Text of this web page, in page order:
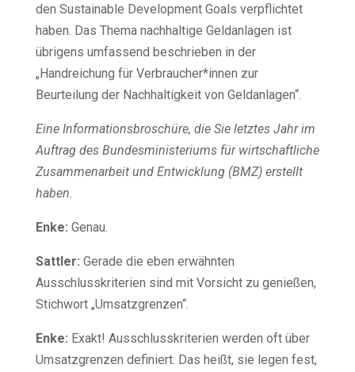
den Sustainable Development Goals verpflichtet
haben. Das Thema nachhaltige Geldanlagen ist
übrigens umfassend beschrieben in der
„Handreichung für Verbraucher*innen zur
Beurteilung der Nachhaltigkeit von Geldanlagen“.
Eine Informationsbroschüre, die Sie letztes Jahr im
Auftrag des Bundesministeriums für wirtschaftliche
Zusammenarbeit und Entwicklung (BMZ) erstellt
haben.
Enke: Genau.
Sattler: Gerade die eben erwähnten
Ausschlusskriterien sind mit Vorsicht zu genießen,
Stichwort „Umsatzgrenzen“.
Enke: Exakt! Ausschlusskriterien werden oft über
Umsatzgrenzen definiert. Das heißt, sie legen fest,